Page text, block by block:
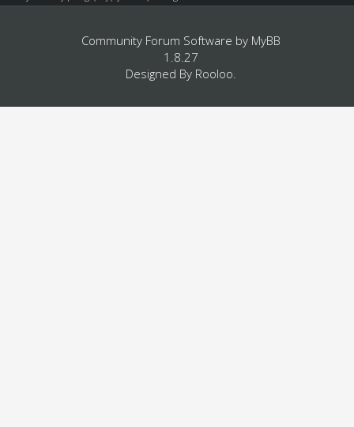
Community Forum Software by MyBB
1.8.27
Designed By Rooloo